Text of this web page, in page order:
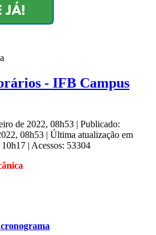
- IFB Campus
de 2022, 08h53 | Publicado:
08h53 | Última atualização em
10h17 | Acessos: 53304